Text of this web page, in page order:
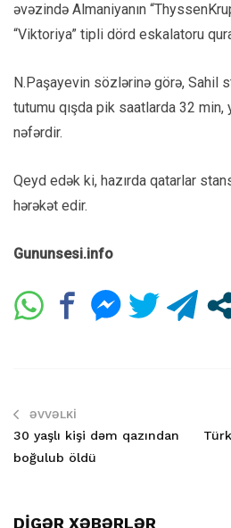
əvəzində Almaniyanın
“Viktoriya” tipli dörd eskalatoru
N.Paşayevin sözlərinə görə, Sahil
tutumu qışda pik saatlarda 32
nəfərdir.
Qeyd edək ki, hazırda qatarlar
hərəkət edir.
Gununsesi.info
ƏVVƏLKI
30 yaşlı kişi dəm qazından
boğulub öldü
DİGƏR XƏBƏRLƏR